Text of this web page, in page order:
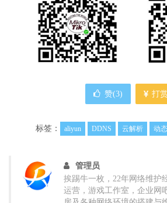
赞(3) 打
标签： aliyun DDNS 云解析 动
管理员
挨踢牛一枚，22年网络维护
运营，游戏工作室，企业网